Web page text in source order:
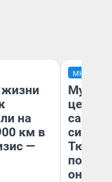
жизни
на
км в
—
МНЕНИЕ
Музей
они